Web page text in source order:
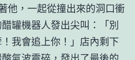
他，一起從撞出來的洞口衝
罐機器人發出尖叫：「別
我會追上你！」店內剩下